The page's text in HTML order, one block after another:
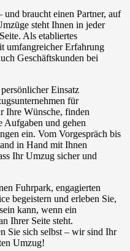
braucht einen Partner, auf
steht Ihnen in jeder
Als etabliertes
umfangreicher Erfahrung
Geschäftskunden bei
Einsatz
für
Ihre Wünsche, finden
Aufgaben und gehen
ein. Vom Vorgespräch bis
in Hand mit Ihnen
Ihr Umzug sicher und
Fuhrpark, engagierten
begeistern und erleben Sie,
kann, wenn ein
Ihrer Seite steht.
Sie sich selbst – wir sind Ihr
Umzug!